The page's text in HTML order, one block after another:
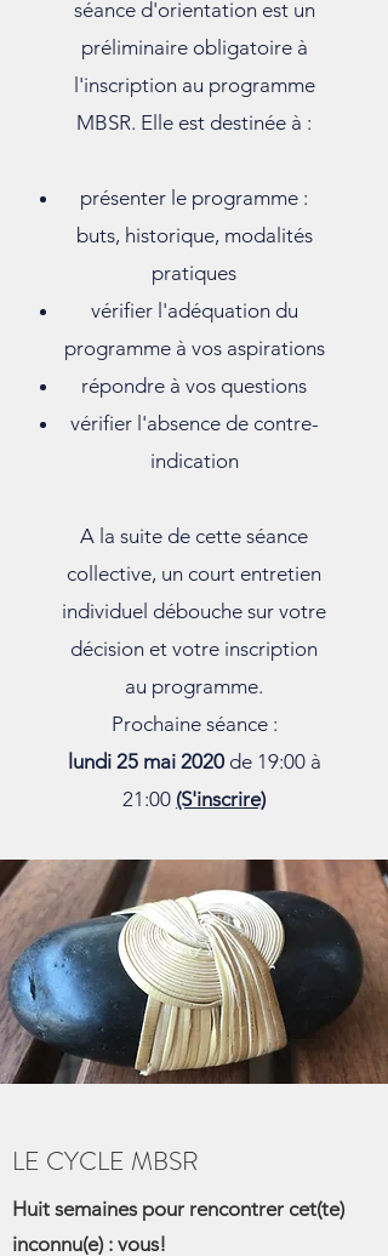
séance d'orientation est un
préliminaire obligatoire à
l'inscription au programme
MBSR. Elle est destinée à :
présenter le programme :
buts, historique, modalités
pratiques
vérifier l'adéquation du
programme à vos aspirations
répondre à vos questions
vérifier l'absence de contre-
indication
A la suite de cette séance
collective, un court entretien
individuel débouche sur votre
décision et votre inscription
au programme.
Prochaine séance :
lundi 25 mai 2020 de 19:00 à
21:00 (S'inscrire)
LE CYCLE MBSR
Huit semaines pour rencontrer cet(te)
inconnu(e) : vous!